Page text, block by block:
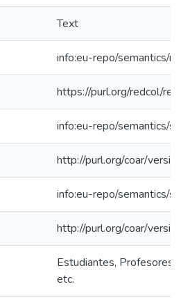
Text
info:eu-repo/semantics/
https://purl.org/redcol/
info:eu-repo/semantics/
http://purl.org/coar/
info:eu-repo/semantics/
http://purl.org/coar/
Estudiantes, Profesores,
etc.